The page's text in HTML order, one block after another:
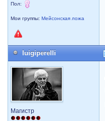
Пол:
Мои группы:Мейсонская ложа
luigiperelli
Магистр